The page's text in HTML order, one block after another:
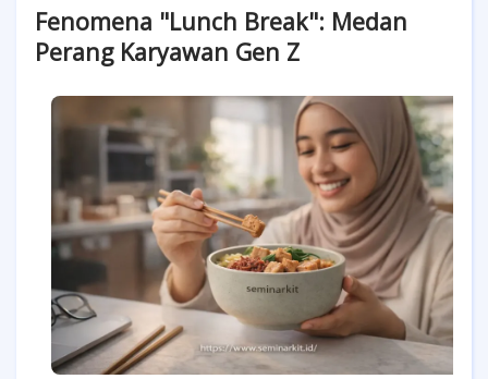
Fenomena "Lunch Break": Medan
Perang Karyawan Gen Z